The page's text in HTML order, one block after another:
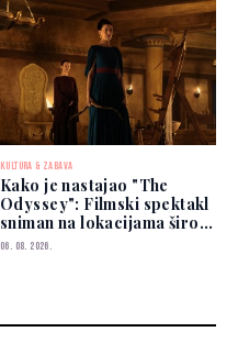
KULTURA & ZABAVA
Kako je nastajao "The
Odyssey": Filmski spektakl
sniman na lokacijama širom
svijeta
06. 08. 2026.